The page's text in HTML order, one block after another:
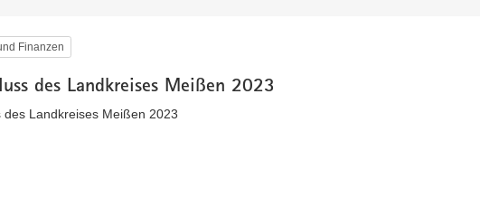
Finanzen
des Landkreises Meißen 2023
des Landkreises Meißen 2023